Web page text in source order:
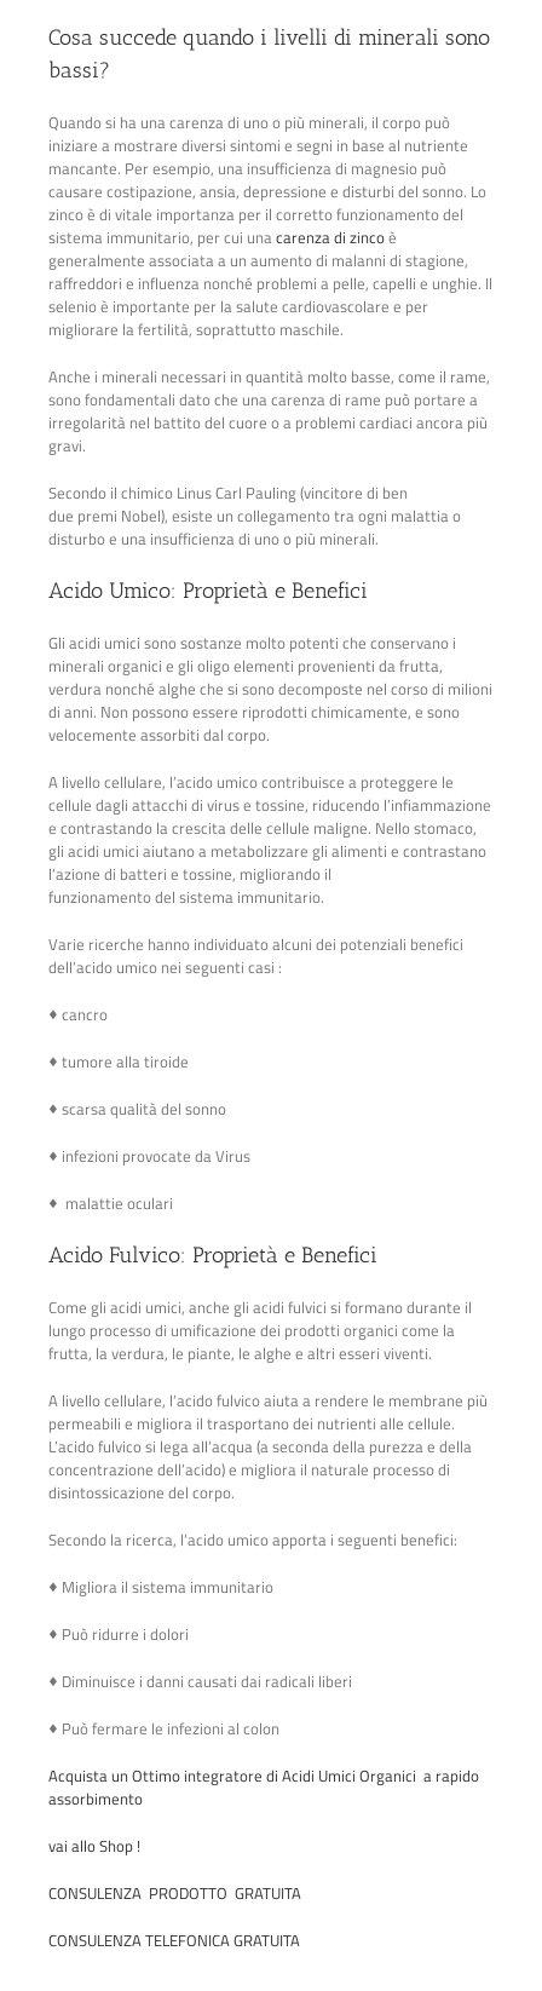
Cosa succede quando i livelli di minerali sono
bassi?
Quando si ha una carenza di uno o più minerali, il corpo può
iniziare a mostrare diversi sintomi e segni in base al nutriente
mancante. Per esempio, una insufficienza di magnesio può
causare costipazione, ansia, depressione e disturbi del sonno. Lo
zinco è di vitale importanza per il corretto funzionamento del
sistema immunitario, per cui unacarenza di zincoè
generalmente associata a un aumento di malanni di stagione,
raffreddori e influenza nonché problemi a pelle, capelli e unghie. Il
selenio è importante per la salute cardiovascolare e per
migliorare la fertilità, soprattutto maschile.
Anche i minerali necessari in quantità molto basse, come il rame,
sono fondamentali dato che una carenza di rame può portare a
irregolarità nel battito del cuore o a problemi cardiaci ancora più
gravi.
Secondo il chimico Linus Carl Pauling (vincitore di ben
due premi Nobel), esiste un collegamento tra ogni malattia o
disturbo e una insufficienza di uno o più minerali.
Acido Umico: Proprietà e Benefici
Gli acidi umici sono sostanze molto potenti che conservano i
minerali organici e gli oligo elementi provenienti da frutta,
verdura nonché alghe che si sono decomposte nel corso di milioni
di anni. Non possono essere riprodotti chimicamente, e sono
velocemente assorbiti dal corpo.
A livello cellulare, l’acido umico contribuisce a proteggere le
cellule dagli attacchi di virus e tossine, riducendo l’infiammazione
e contrastando la crescita delle cellule maligne. Nello stomaco,
gli acidi umici aiutano a metabolizzare gli alimenti e contrastano
l’azione di batteri e tossine, migliorando il
funzionamento del sistema immunitario.
Varie ricerche hanno individuato alcuni dei potenziali benefici
dell’acido umico nei seguenti casi :
♦ cancro
♦ tumore alla tiroide
♦ scarsa qualità del sonno
♦ infezioni provocate da Virus
♦ malattie oculari
Acido Fulvico: Proprietà e Benefici
Come gli acidi umici, anche gli acidi fulvici si formano durante il
lungo processo di umificazione dei prodotti organici come la
frutta, la verdura, le piante, le alghe e altri esseri viventi.
A livello cellulare, l’acido fulvico aiuta a rendere le membrane più
permeabili e migliora il trasportano dei nutrienti alle cellule.
L’acido fulvico si lega all’acqua (a seconda della purezza e della
concentrazione dell’acido) e migliora il naturale processo di
disintossicazione del corpo.
Secondo la ricerca, l’acido umico apporta i seguenti benefici:
♦ Migliora il sistema immunitario
♦ Può ridurre i dolori
♦ Diminuisce i danni causati dai radicali liberi
♦ Può fermare le infezioni al colon
Acquista un Ottimo integratore di Acidi Umici Organici a rapido
assorbimento
vai allo Shop !
CONSULENZA PRODOTTO GRATUITA
CONSULENZA TELEFONICA GRATUITA